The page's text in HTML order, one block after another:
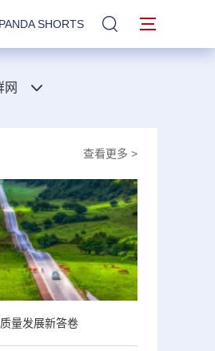
PANDA SHORTS 站内搜索
网
查看更多 >
量发展新答卷